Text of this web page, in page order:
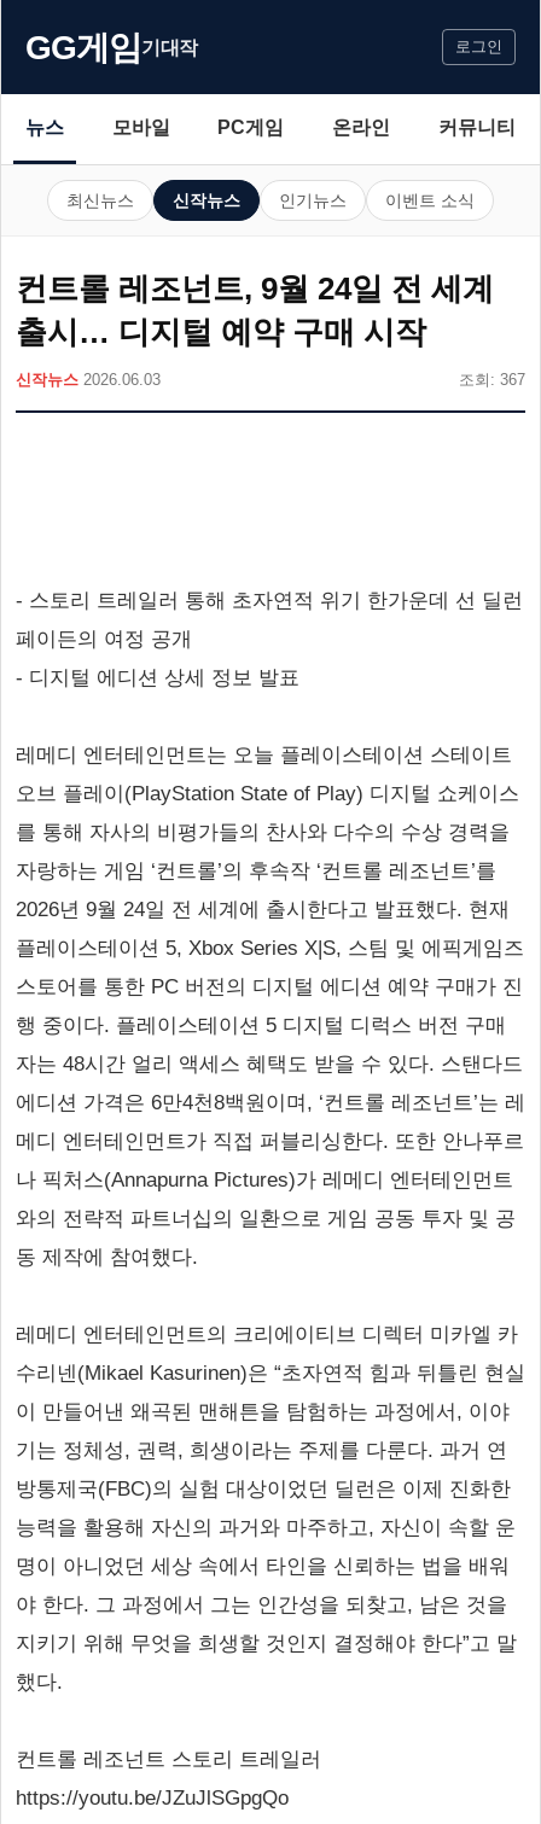
GG게임기대작 로그인
뉴스 모바일 PC게임 온라인 커뮤니티
최신뉴스 신작뉴스 인기뉴스 이벤트 소식
컨트롤 레조넌트, 9월 24일 전 세계
출시… 디지털 예약 구매 시작
신작뉴스 2026.06.03 조회: 367
- 스토리 트레일러 통해 초자연적 위기 한가운데 선 딜런
페이든의 여정 공개
- 디지털 에디션 상세 정보 발표
레메디 엔터테인먼트는 오늘 플레이스테이션 스테이트
오브 플레이(PlayStation State of Play) 디지털 쇼케이스
를 통해 자사의 비평가들의 찬사와 다수의 수상 경력을
자랑하는 게임 ‘컨트롤’의 후속작 ‘컨트롤 레조넌트’를
2026년 9월 24일 전 세계에 출시한다고 발표했다. 현재
플레이스테이션 5, Xbox Series X|S, 스팀 및 에픽게임즈
스토어를 통한 PC 버전의 디지털 에디션 예약 구매가 진
행 중이다. 플레이스테이션 5 디지털 디럭스 버전 구매
자는 48시간 얼리 액세스 혜택도 받을 수 있다. 스탠다드
에디션 가격은 6만4천8백원이며, ‘컨트롤 레조넌트’는 레
메디 엔터테인먼트가 직접 퍼블리싱한다. 또한 안나푸르
나 픽처스(Annapurna Pictures)가 레메디 엔터테인먼트
와의 전략적 파트너십의 일환으로 게임 공동 투자 및 공
동 제작에 참여했다.
레메디 엔터테인먼트의 크리에이티브 디렉터 미카엘 카
수리넨(Mikael Kasurinen)은 “초자연적 힘과 뒤틀린 현실
이 만들어낸 왜곡된 맨해튼을 탐험하는 과정에서, 이야
기는 정체성, 권력, 희생이라는 주제를 다룬다. 과거 연
방통제국(FBC)의 실험 대상이었던 딜런은 이제 진화한
능력을 활용해 자신의 과거와 마주하고, 자신이 속할 운
명이 아니었던 세상 속에서 타인을 신뢰하는 법을 배워
야 한다. 그 과정에서 그는 인간성을 되찾고, 남은 것을
지키기 위해 무엇을 희생할 것인지 결정해야 한다”고 말
했다.
컨트롤 레조넌트 스토리 트레일러
https://youtu.be/JZuJlSGpgQo